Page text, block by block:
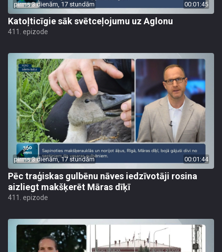
pirms 3 dienām, 17 stundām 00:01:45
Katoļticīgie sāk svētceļojumu uz Aglonu
411. epizode
pirms 3 dienām, 17 stundām 00:01:44
Pēc traģiskas gulbēnu nāves iedzīvotāji rosina
aizliegt makšķerēt Māras dīķī
411. epizode